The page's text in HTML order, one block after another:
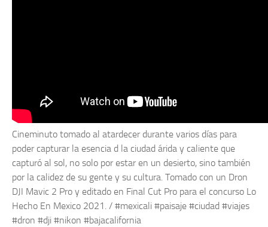
Cineminuto tomado al atardecer durante varios días para
poder capturar la esencia d la ciudad árida y caliente que
capturó al sol, no solo por estar en un desierto, sino también
por la calidez de su gente y su cultura. Tomado con un Dron
DJI Mavic 2 Pro y editado en Final Cut Pro para el concurso Lo
Hecho En Mexico 2021. / #mexicali #paisaje #ciudad #viajes
#dron #dji #nikon #bajacalifornia